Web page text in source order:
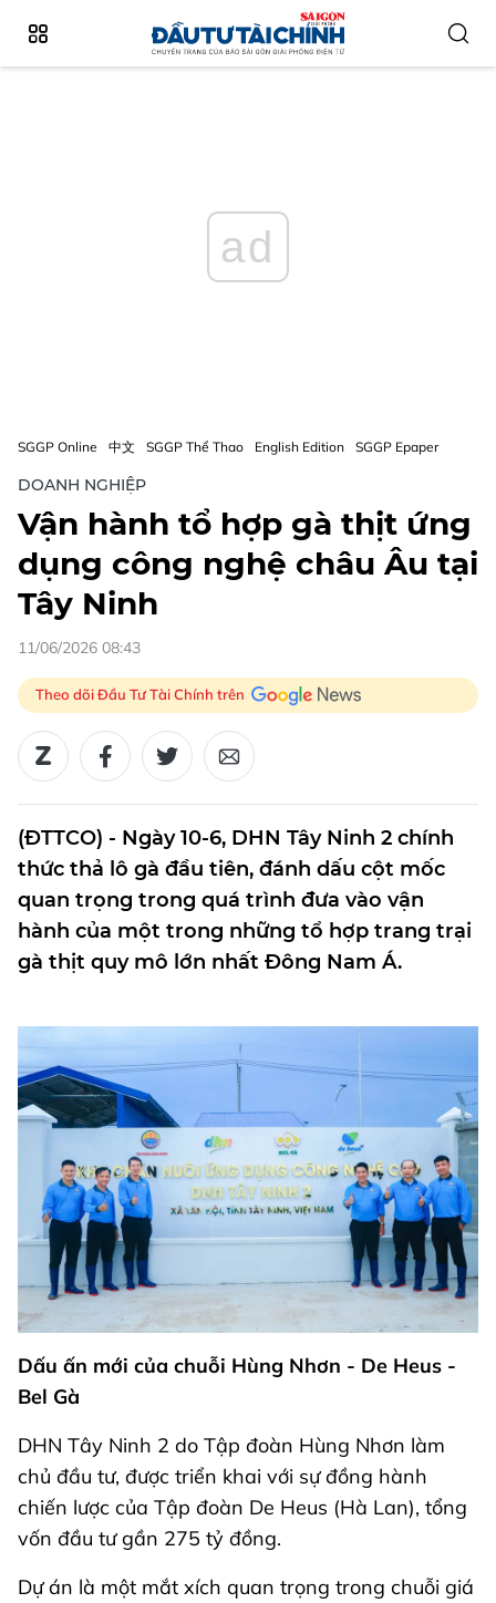
ad
SGGP Online 中文 SGGP Thể Thao English Edition SGGP Epaper
DOANH NGHIỆP
Vận hành tổ hợp gà thịt ứng
dụng công nghệ châu Âu tại
Tây Ninh
11/06/2026 08:43
Theo dõi Đầu Tư Tài Chính trên
(ĐTTCO) - Ngày 10-6, DHN Tây Ninh 2 chính
thức thả lô gà đầu tiên, đánh dấu cột mốc
quan trọng trong quá trình đưa vào vận
hành của một trong những tổ hợp trang trại
gà thịt quy mô lớn nhất Đông Nam Á.
Dấu ấn mới của chuỗi Hùng Nhơn - De Heus -
Bel Gà
DHN Tây Ninh 2 do Tập đoàn Hùng Nhơn làm
chủ đầu tư, được triển khai với sự đồng hành
chiến lược của Tập đoàn De Heus (Hà Lan), tổng
vốn đầu tư gần 275 tỷ đồng.
Dự án là một mắt xích quan trọng trong chuỗi giá